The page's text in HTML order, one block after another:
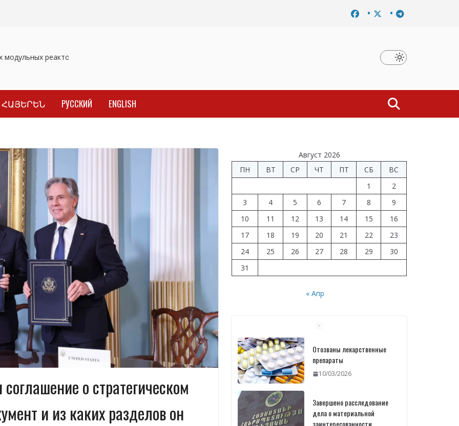
реакторов Завершено расследование дела о материальной
ՀԱՅԵՐԵՆ РУССКИЙ ENGLISH
о стратегическом
и из каких разделов он
Август 2026
ПН
ВТ СР ЧТ ПТ СБ
ВС
1
2
3
4 5 6 7 8
9
10
11 12 13 14 15
16
17
18 19 20 21 22
23
24
25 26 27 28 29
30
31
« Апр
препараты
Завершено расследование
дела о материальной
участников митинга
10/03/2026